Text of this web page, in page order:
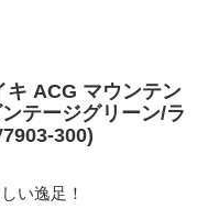
キ ACG マウンテン
テージグリーン/ラ
300)
い逸足！